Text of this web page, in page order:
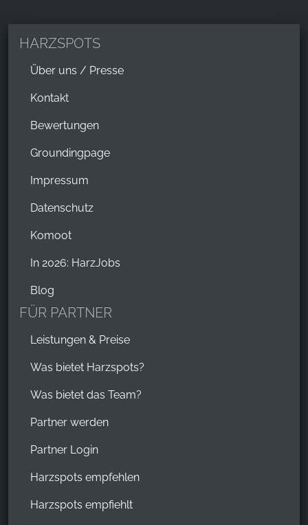
HARZSPOTS
Über uns / Presse
Kontakt
Bewertungen
Groundingpage
Impressum
Datenschutz
Komoot
In 2026: HarzJobs
Blog
FÜR PARTNER
Leistungen & Preise
Was bietet Harzspots?
Was bietet das Team?
Partner werden
Partner Login
Harzspots empfehlen
Harzspots empfiehlt